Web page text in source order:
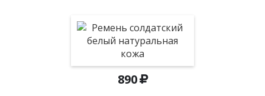
890